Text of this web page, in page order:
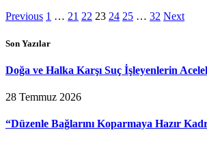
Previous 1 … 21 22 23 24 25 … 32 Next
Son Yazılar
Doğa ve Halka Karşı Suç İşleyenlerin
28 Temmuz 2026
“Düzenle Bağlarını Koparmaya Hazır